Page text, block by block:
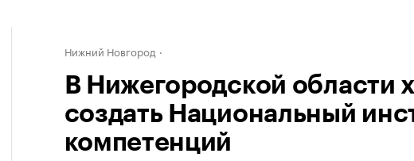
Нижний Новгород
В Нижегородской области
создать Национальный
компетенций